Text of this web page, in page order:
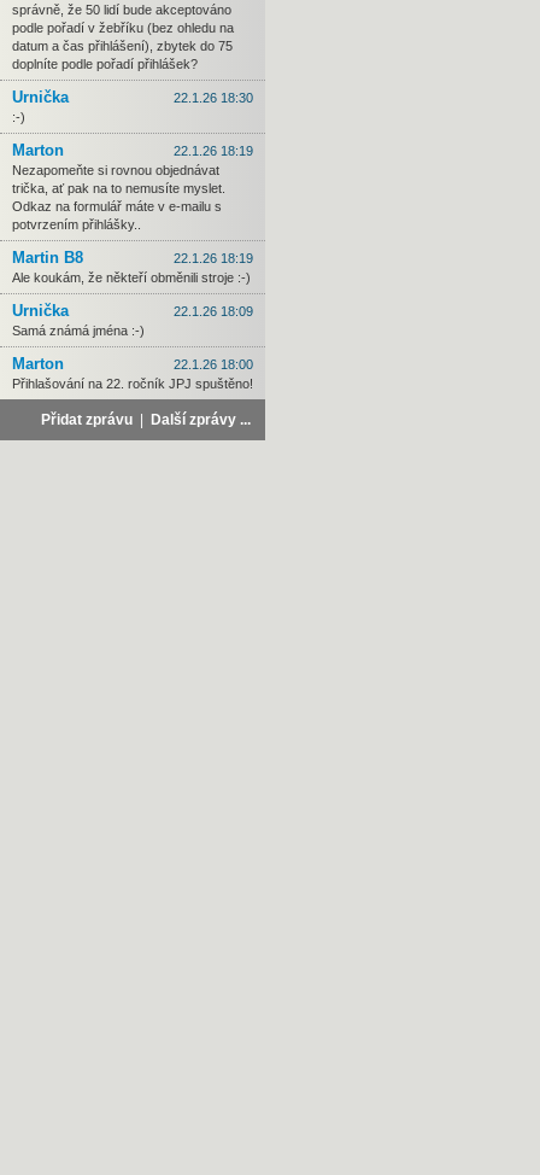
správně, že 50 lidí bude akceptováno
podle pořadí v žebříku (bez ohledu na
datum a čas přihlášení), zbytek do 75
doplníte podle pořadí přihlášek?
Urnička
22.1.26 18:30
:-)
Marton
22.1.26 18:19
Nezapomeňte si rovnou objednávat
trička, ať pak na to nemusíte myslet.
Odkaz na formulář máte v e-mailu s
potvrzením přihlášky..
Martin B8
22.1.26 18:19
Ale koukám, že někteří obměnili stroje :-)
Urnička
22.1.26 18:09
Samá známá jména :-)
Marton
22.1.26 18:00
Přihlašování na 22. ročník JPJ spuštěno!
Přidat zprávu Další zprávy ...